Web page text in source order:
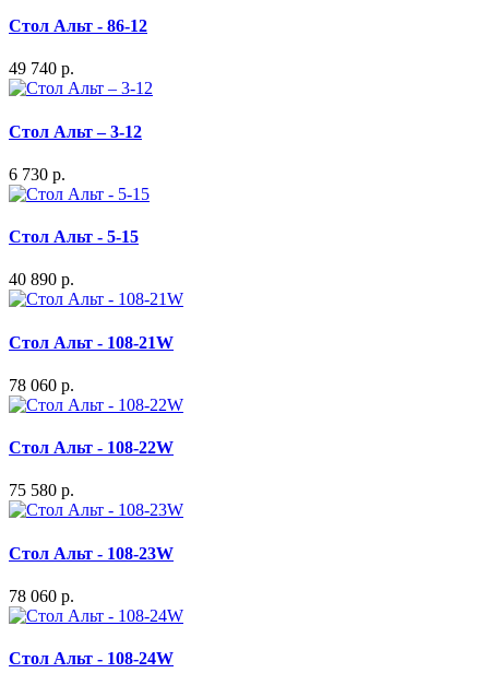
Стол Альт - 86-12
49 740 р.
Стол Альт – 3-12
6 730 р.
Стол Альт - 5-15
40 890 р.
Стол Альт - 108-21W
78 060 р.
Стол Альт - 108-22W
75 580 р.
Стол Альт - 108-23W
78 060 р.
Стол Альт - 108-24W